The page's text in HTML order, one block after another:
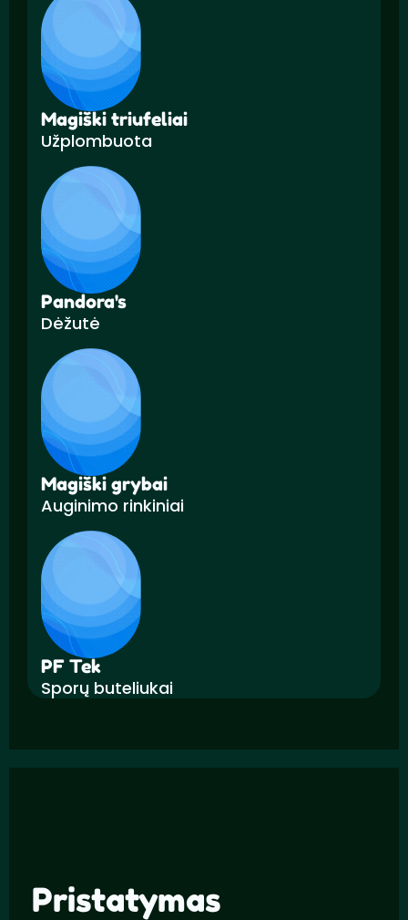
Magiški triufeliai
Užplombuota
Pandora's
Dėžutė
Magiški grybai
Auginimo rinkiniai
PF Tek
Sporų buteliukai
Pristatymas